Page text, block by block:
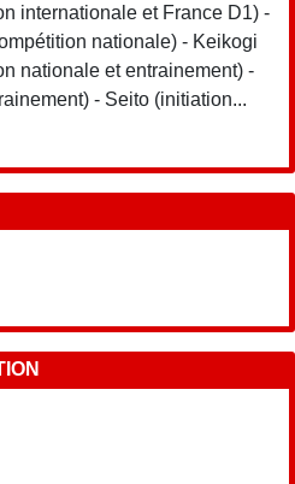
internationale et France D1) -
nationale) - Keikogi
nationale et entrainement) -
- Seito (initiation...